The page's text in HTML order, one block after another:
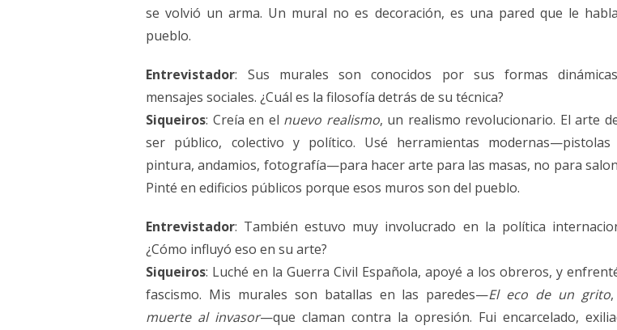
se volvió un arma. Un mural no es decoración, es una pared que le
pueblo.
Entrevistador: Sus murales son conocidos por sus formas
mensajes sociales. ¿Cuál es la filosofía detrás de su técnica?
Siqueiros: Creía en el nuevo realismo, un realismo revolucionario. El arte
ser público, colectivo y político. Usé herramientas modernas—pistolas
pintura, andamios, fotografía—para hacer arte para las masas, no para
Pinté en edificios públicos porque esos muros son del pueblo.
Entrevistador: También estuvo muy involucrado en la política
¿Cómo influyó eso en su arte?
Siqueiros: Luché en la Guerra Civil Española, apoyé a los obreros, y
fascismo. Mis murales son batallas en las paredes—El eco de un grito,
muerte al invasor—que claman contra la opresión. Fui encarcelado,